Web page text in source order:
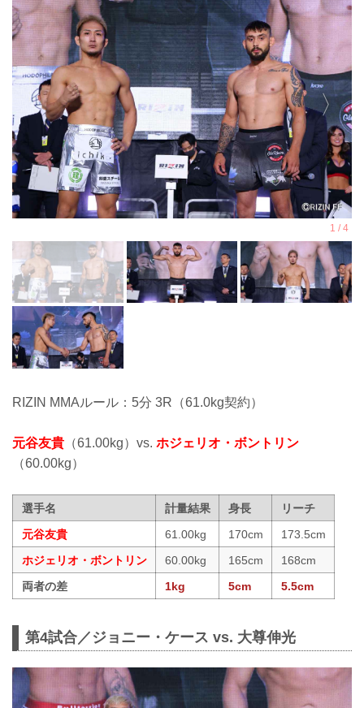
RIZIN MMAルール：5分 3R（61.0kg契約）
元谷友貴 （61.00kg）vs. ホジェリオ・ボントリン
（60.00kg）
選手名 計量結果 身長
リーチ
元谷友貴
61.00kg 170cm
173.5cm
ホジェリオ・ボントリン
60.00kg 165cm
168cm
両者の差
1kg 5cm 5.5cm
第4試合／ジョニー・ケース vs. 大尊伸光